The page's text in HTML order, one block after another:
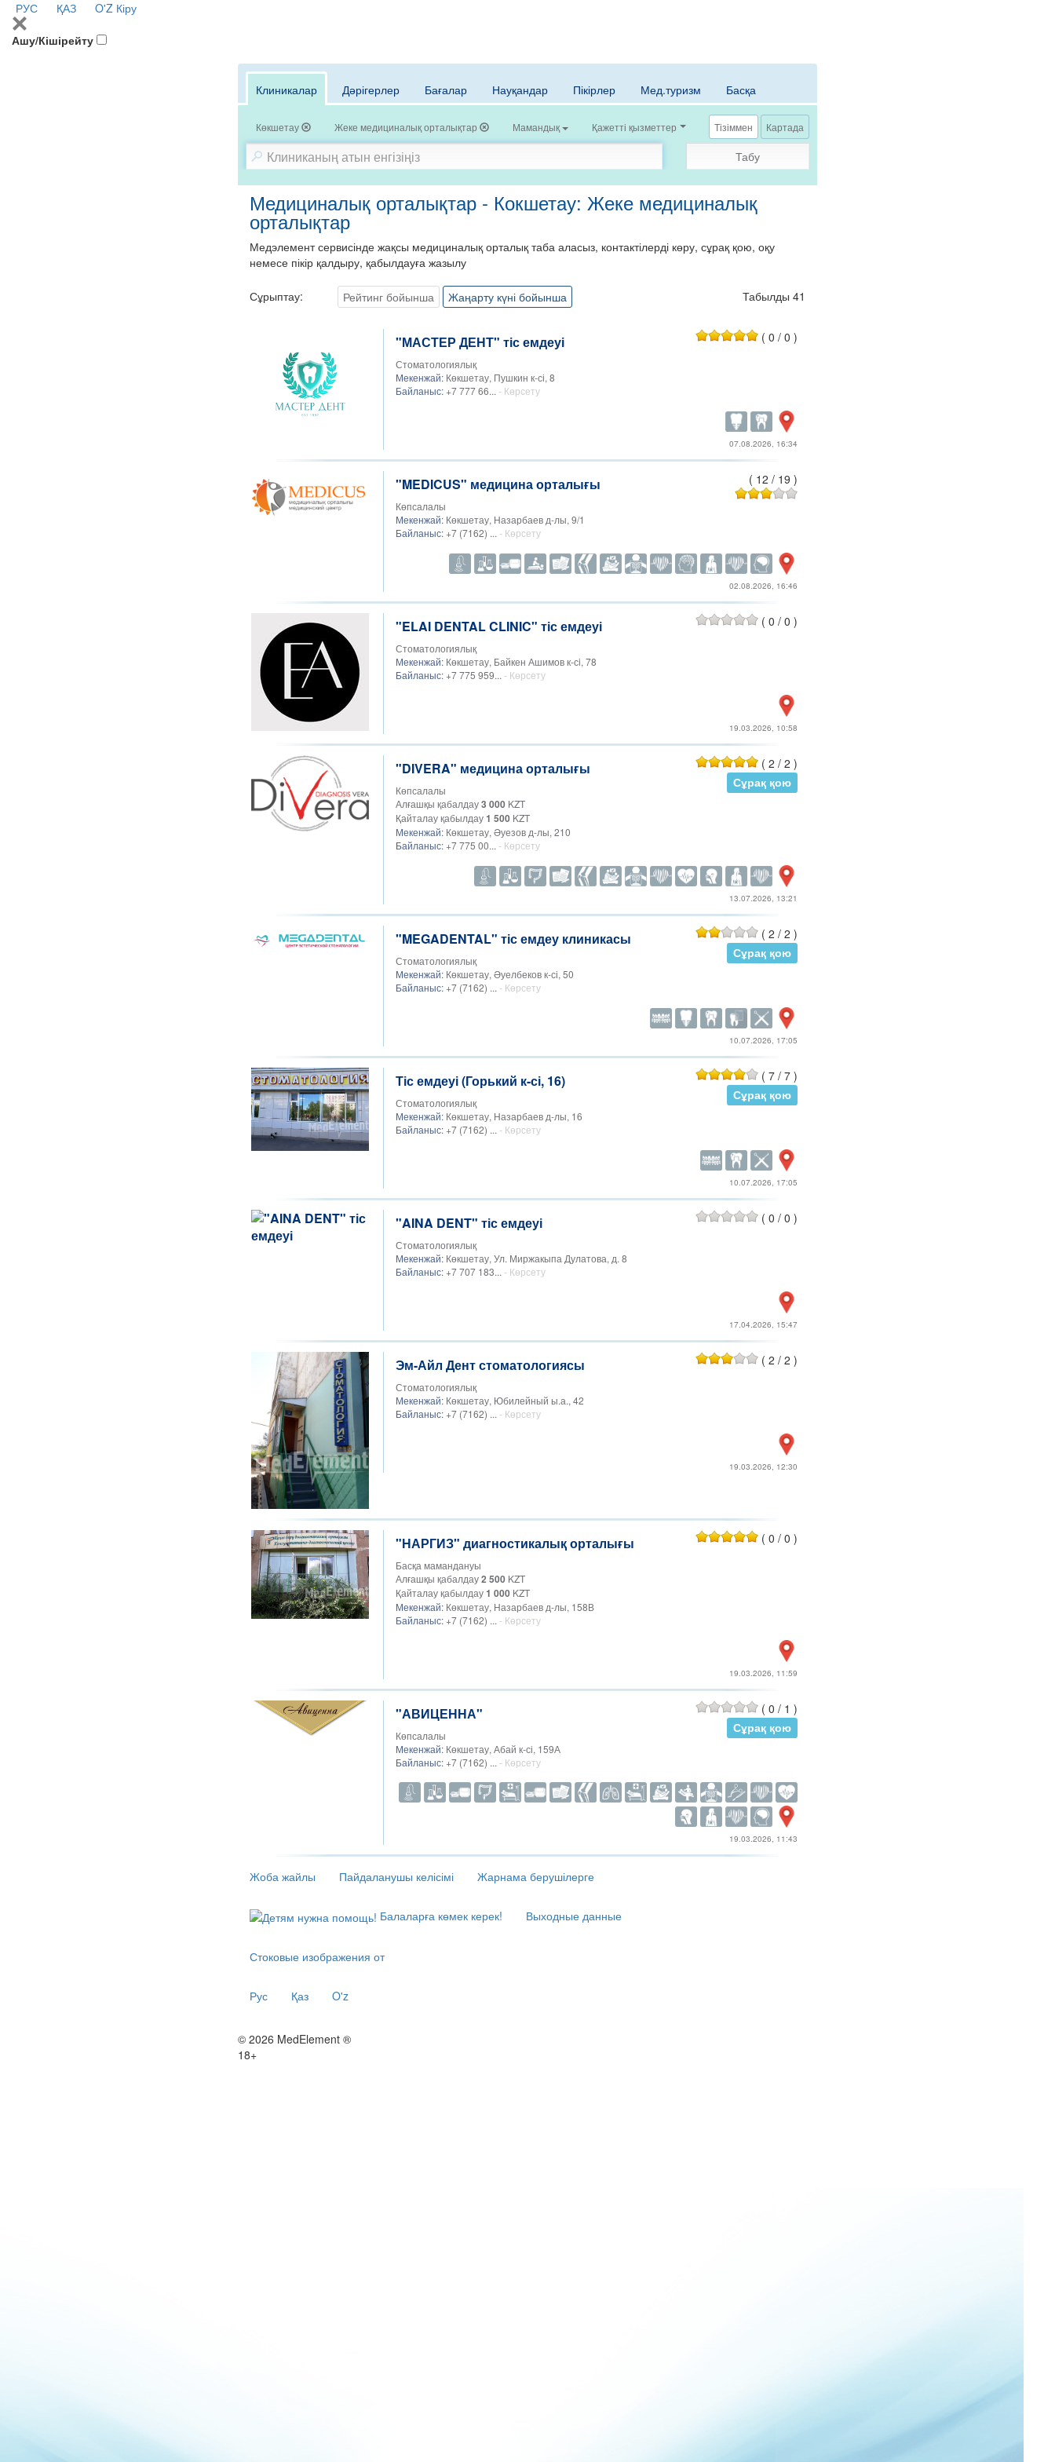
РУС ҚАЗ O'Z Кіру
Ашу/Кішірейту
Клиникалар Дәрігерлер Бағалар Науқандар Пікірлер Мед.туризм Басқа
Көкшетау Жеке медициналық орталықтар Мамандық Қажетті қызметтер ТағыТізіммен Картада
Табу
Медициналық орталықтар - Кокшетау: Жеке медициналық
орталықтар
Медэлемент сервисінде жақсы медициналық орталық таба аласыз, контактілерді көру, сұрақ қою, оқу
немесе пікір қалдыру, қабылдауға жазылу
Сұрыптау: Рейтинг бойынша Жаңарту күні бойынша Табылды 41
"МАСТЕР ДЕНТ" тіс емдеуі
Стоматологиялық
Мекенжай:Көкшетау, Пушкин к-сі, 8
Байланыс: +7 777 66... - Көрсету
( 0 / 0 )
07.08.2026, 16:34
"MEDICUS" медицина орталығы
Көпсалалы
Мекенжай:Көкшетау, Назарбаев д-лы, 9/1
Байланыс: +7 (7162) ... - Көрсету
( 12 / 19 )
02.08.2026, 16:46
"ELAI DENTAL CLINIC" тіс емдеуі
Стоматологиялық
Мекенжай:Көкшетау, Байкен Ашимов к-сi, 78
Байланыс: +7 775 959... - Көрсету
( 0 / 0 )
19.03.2026, 10:58
"DIVERA" медицина орталығы
Көпсалалы
Алғашқы қабалдау3 000KZT
Қайталау қабылдау1 500KZT
Мекенжай:Көкшетау, Әуезов д-лы, 210
Байланыс: +7 775 00... - Көрсету
( 2 / 2 )
Сұрақ қою
13.07.2026, 13:21
"MEGADENTAL" тіс емдеу клиникасы
Стоматологиялық
Мекенжай:Көкшетау, Әуелбеков к-сі, 50
Байланыс: +7 (7162) ... - Көрсету
( 2 / 2 )
Сұрақ қою
10.07.2026, 17:05
Тіс емдеуі (Горький к-сі, 16)
Стоматологиялық
Мекенжай:Көкшетау, Назарбаев д-лы, 16
Байланыс: +7 (7162) ... - Көрсету
( 7 / 7 )
Сұрақ қою
10.07.2026, 17:05
"AINA DENT" тіс емдеуі
Стоматологиялық
Мекенжай:Көкшетау, ​Ул. Миржакыпа Дулатова, д. 8​
Байланыс: +7 707 183... - Көрсету
( 0 / 0 )
17.04.2026, 15:47
Эм-Айл Дент стоматологиясы
Стоматологиялық
Мекенжай:Көкшетау, Юбилейный ы.а., 42
Байланыс: +7 (7162) ... - Көрсету
( 2 / 2 )
19.03.2026, 12:30
"НАРГИЗ" диагностикалық орталығы
Басқа мамандануы
Алғашқы қабалдау2 500KZT
Қайталау қабылдау1 000KZT
Мекенжай:Көкшетау, Назарбаев д-лы, 158В
Байланыс: +7 (7162) ... - Көрсету
( 0 / 0 )
19.03.2026, 11:59
"АВИЦЕННА"
Көпсалалы
Мекенжай:Көкшетау, Абай к-сі, 159А
Байланыс: +7 (7162) ... - Көрсету
( 0 / 1 )
Сұрақ қою
19.03.2026, 11:43
Жоба жайлы Пайдаланушы келісімі Жарнама берушілерге
Балаларға көмек керек! Выходные данные
Стоковые изображения от
Рус Қаз O'z
© 2026 MedElement ®
18+